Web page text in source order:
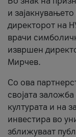
и
директорот на
врачи
извршен
Мирчев.
Со ова
својата
културата и на
инвестира во
зближуваат